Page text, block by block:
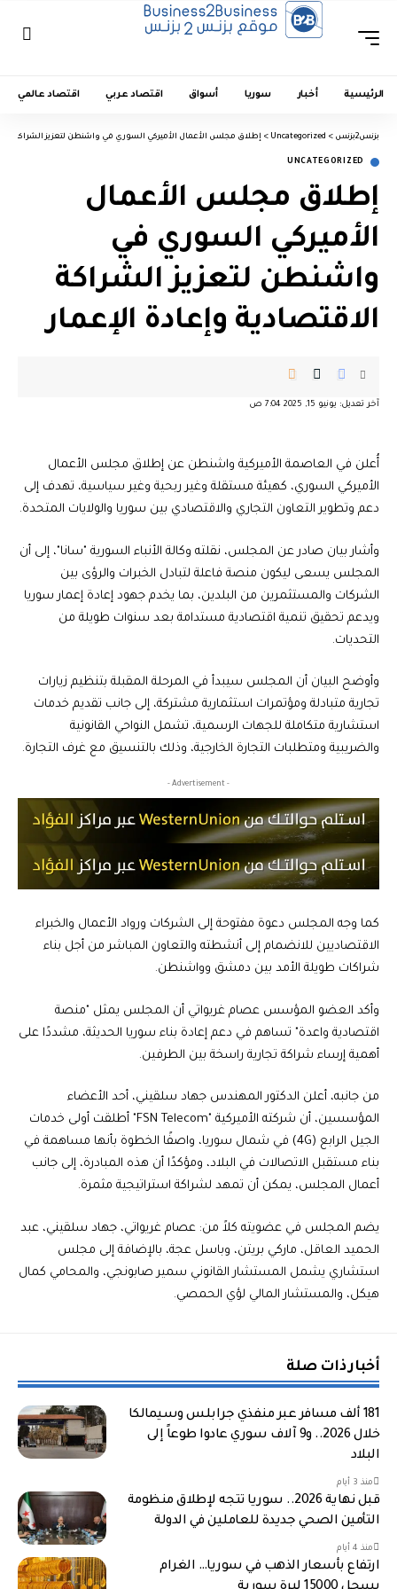
الرئيسية أخبار سوريا أسواق اقتصاد عربي اقتصاد عالمي
بزنس2بزنس >
Uncategorized
> إطلاق مجلس الأعمال الأميركي السوري في واشنطن لتعزيز الشراكة
UNCATEGORIZED
إطلاق مجلس الأعمال
الأميركي السوري في
واشنطن لتعزيز الشراكة
الاقتصادية وإعادة الإعمار
آخر تعديل: يونيو 15, 2025 7:04 ص
أُعلن في العاصمة الأميركية واشنطن عن إطلاق مجلس الأعمال
الأميركي السوري، كهيئة مستقلة وغير ربحية وغير سياسية، تهدف إلى
دعم وتطوير التعاون التجاري والاقتصادي بين سوريا والولايات المتحدة.
وأشار بيان صادر عن المجلس، نقلته وكالة الأنباء السورية "سانا"، إلى أن
المجلس يسعى ليكون منصة فاعلة لتبادل الخبرات والرؤى بين
الشركات والمستثمرين من البلدين، بما يخدم جهود إعادة إعمار سوريا
ويدعم تحقيق تنمية اقتصادية مستدامة بعد سنوات طويلة من
التحديات.
وأوضح البيان أن المجلس سيبدأ في المرحلة المقبلة بتنظيم زيارات
تجارية متبادلة ومؤتمرات استثمارية مشتركة، إلى جانب تقديم خدمات
استشارية متكاملة للجهات الرسمية، تشمل النواحي القانونية
والضريبية ومتطلبات التجارة الخارجية، وذلك بالتنسيق مع غرف التجارة.
- Advertisement -
كما وجه المجلس دعوة مفتوحة إلى الشركات ورواد الأعمال والخبراء
الاقتصاديين للانضمام إلى أنشطته والتعاون المباشر من أجل بناء
شراكات طويلة الأمد بين دمشق وواشنطن.
وأكد العضو المؤسس عصام غريواتي أن المجلس يمثل "منصة
اقتصادية واعدة" تساهم في دعم إعادة بناء سوريا الحديثة، مشددًا على
أهمية إرساء شراكة تجارية راسخة بين الطرفين.
من جانبه، أعلن الدكتور المهندس جهاد سلقيني، أحد الأعضاء
المؤسسين، أن شركته الأميركية "FSN Telecom" أطلقت أولى خدمات
الجيل الرابع (4G) في شمال سوريا، واصفًا الخطوة بأنها مساهمة في
بناء مستقبل الاتصالات في البلاد، ومؤكدًا أن هذه المبادرة، إلى جانب
أعمال المجلس، يمكن أن تمهد لشراكة استراتيجية مثمرة.
يضم المجلس في عضويته كلاً من: عصام غريواتي، جهاد سلقيني، عبد
الحميد العاقل، ماركي بريتن، وباسل عجة، بالإضافة إلى مجلس
استشاري يشمل المستشار القانوني سمير صابونجي، والمحامي كمال
هيكل، والمستشار المالي لؤي الحمصي.
أخبار ذات صلة
181 ألف مسافر عبر منفذي جرابلس وسيمالكا
خلال 2026.. و9 آلاف سوري عادوا طوعاً إلى
البلاد
منذ 3 أيام
قبل نهاية 2026.. سوريا تتجه لإطلاق منظومة
التأمين الصحي جديدة للعاملين في الدولة
منذ 4 أيام
ارتفاع بأسعار الذهب في سوريا… الغرام